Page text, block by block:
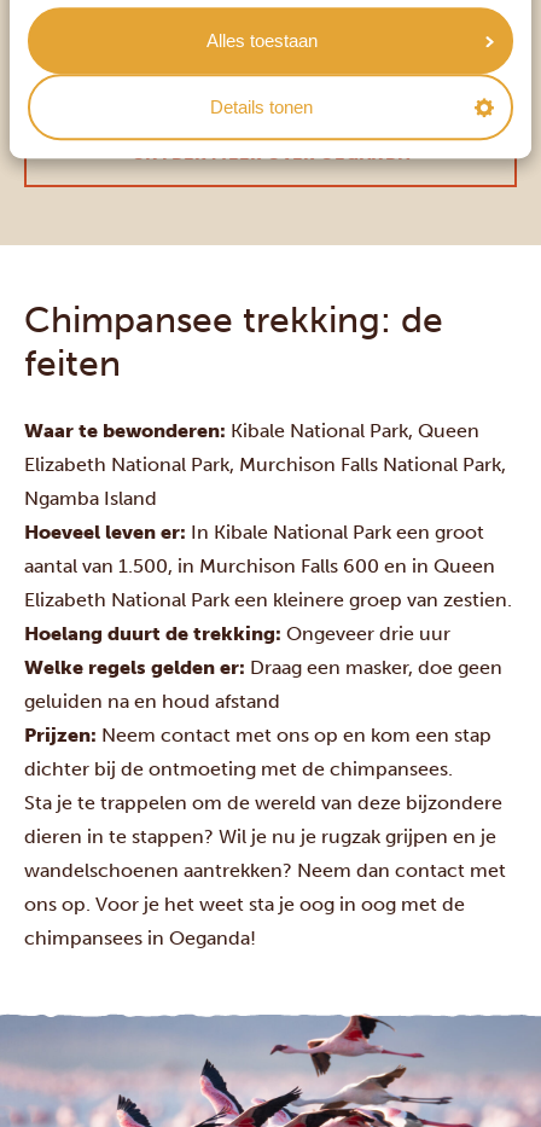
Alles toestaan
Details tonen
ONTDEK MEER OVER OEGANDA
Chimpansee trekking: de
feiten
Waar te bewonderen: Kibale National Park, Queen
Elizabeth National Park, Murchison Falls National Park,
Ngamba Island
Hoeveel leven er: In Kibale National Park een groot
aantal van 1.500, in Murchison Falls 600 en in Queen
Elizabeth National Park een kleinere groep van zestien.
Hoelang duurt de trekking: Ongeveer drie uur
Welke regels gelden er: Draag een masker, doe geen
geluiden na en houd afstand
Prijzen: Neem contact met ons op en kom een stap
dichter bij de ontmoeting met de chimpansees.
Sta je te trappelen om de wereld van deze bijzondere
dieren in te stappen? Wil je nu je rugzak grijpen en je
wandelschoenen aantrekken? Neem dan contact met
ons op. Voor je het weet sta je oog in oog met de
chimpansees in Oeganda!